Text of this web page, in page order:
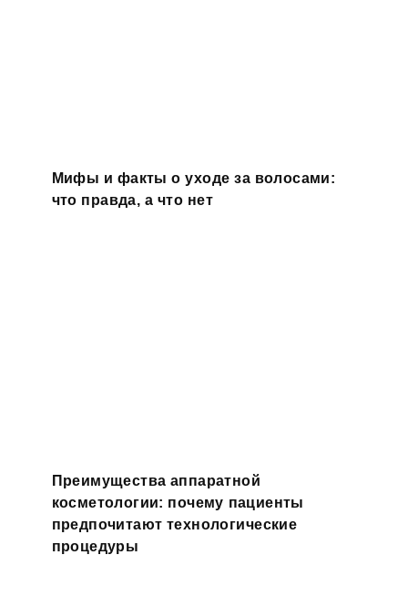
Мифы и факты о уходе за волосами:
что правда, а что нет
Преимущества аппаратной
косметологии: почему пациенты
предпочитают технологические
процедуры